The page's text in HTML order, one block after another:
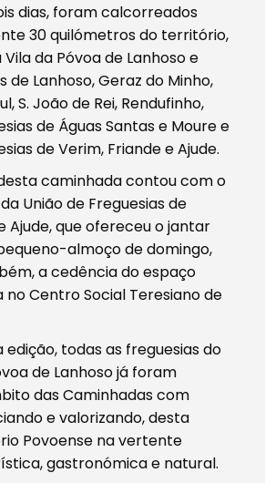
dias, foram calcorreados
30 quilómetros do território,
da Póvoa de Lanhoso e
de Lanhoso, Geraz do Minho,
S. João de Rei, Rendufinho,
de Águas Santas e Moure e
de Verim, Friande e Ajude.
caminhada contou com o
União de Freguesias de
Ajude, que ofereceu o jantar
almoço de domingo,
a cedência do espaço
Centro Social Teresiano de
todas as freguesias do
de Lanhoso já foram
das Caminhadas com
e valorizando, desta
Povoense na vertente
gastronómica e natural.